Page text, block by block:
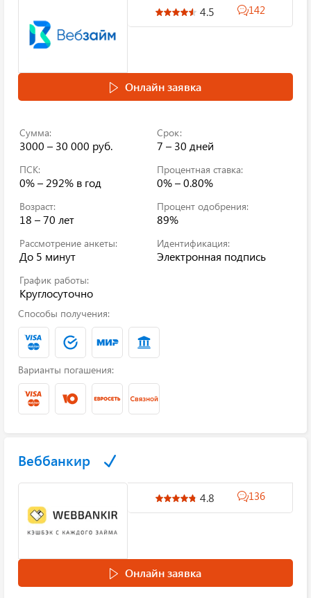
4.5 142
Онлайн заявка
Сумма:
3000 – 30 000 руб.
Срок:
7 – 30 дней
ПСК:
0% – 292% в год
Процентная ставка:
0% – 0.80%
Возраст:
18 – 70 лет
Процент одобрения:
89%
Рассмотрение анкеты:
До 5 минут
Идентификация:
Электронная подпись
График работы:
Круглосуточно
Способы получения:
Варианты погашения:
Веббанкир
4.8 136
Онлайн заявка